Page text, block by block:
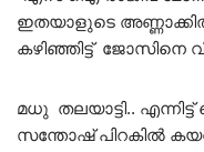
ഇതയാളുടെ
കഴിഞ്ഞിട്ട് ജോസിനെ
മധു തലയാട്ടി..
സന്തോഷ്‌ പിറകിൽ